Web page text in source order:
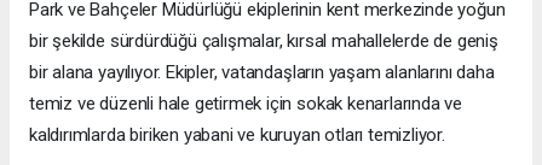
Park ve Bahçeler Müdürlüğü ekiplerinin kent merkezinde yoğun
bir şekilde sürdürdüğü çalışmalar, kırsal mahallelerde de geniş
bir alana yayılıyor. Ekipler, vatandaşların yaşam alanlarını daha
temiz ve düzenli hale getirmek için sokak kenarlarında ve
kaldırımlarda biriken yabani ve kuruyan otları temizliyor.